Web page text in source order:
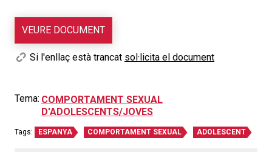
VEURE DOCUMENT
Si l'enllaç està trancat sol·licita el document
Tema: COMPORTAMENT SEXUAL
D'ADOLESCENTS/JOVES
Tags: ESPANYA COMPORTAMENT SEXUAL ADOLESCENT